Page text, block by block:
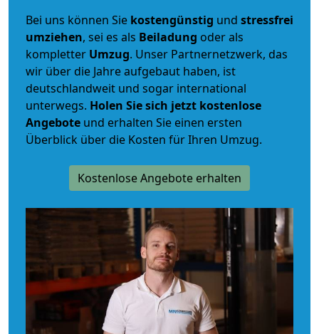
Bei uns können Sie kostengünstig und stressfrei
umziehen, sei es als Beiladung oder als
kompletter Umzug. Unser Partnernetzwerk, das
wir über die Jahre aufgebaut haben, ist
deutschlandweit und sogar international
unterwegs. Holen Sie sich jetzt kostenlose
Angebote und erhalten Sie einen ersten
Überblick über die Kosten für Ihren Umzug.
Kostenlose Angebote erhalten